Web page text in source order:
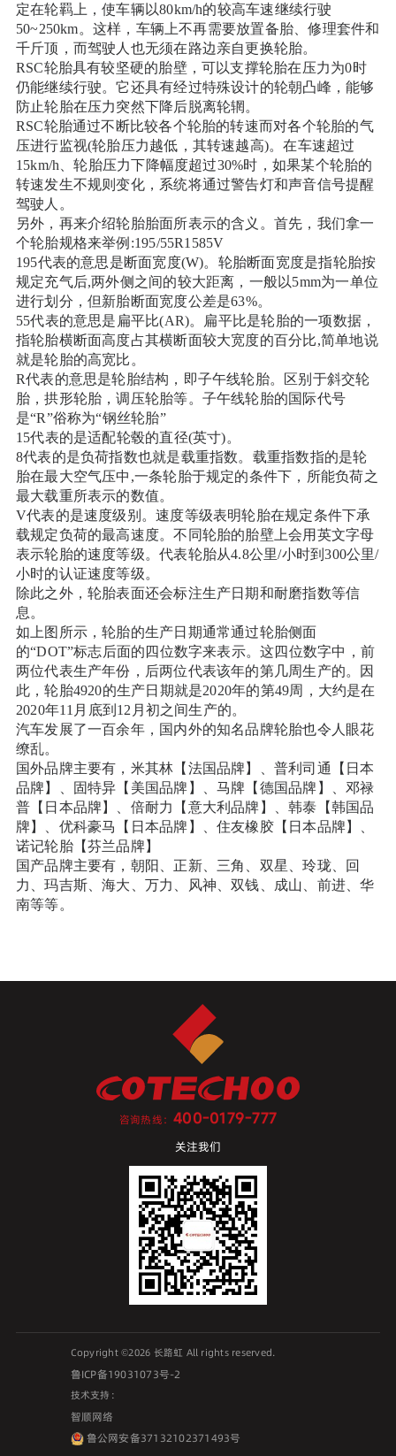
定在轮羁上，使车辆以80km/h的较高车速继续行驶
50~250km。这样，车辆上不再需要放置备胎、修理套件和
千斤顶，而驾驶人也无须在路边亲自更换轮胎。
RSC轮胎具有较坚硬的胎壁，可以支撑轮胎在压力为0时
仍能继续行驶。它还具有经过特殊设计的轮朝凸峰，能够
防止轮胎在压力突然下降后脱离轮辋。
RSC轮胎通过不断比较各个轮胎的转速而对各个轮胎的气
压进行监视(轮胎压力越低，其转速越高)。在车速超过
15km/h、轮胎压力下降幅度超过30%时，如果某个轮胎的
转速发生不规则变化，系统将通过警告灯和声音信号提醒
驾驶人。
另外，再来介绍轮胎胎面所表示的含义。首先，我们拿一
个轮胎规格来举例:195/55R1585V
195代表的意思是断面宽度(W)。轮胎断面宽度是指轮胎按
规定充气后,两外侧之间的较大距离，一般以5mm为一单位
进行划分，但新胎断面宽度公差是63%。
55代表的意思是扁平比(AR)。扁平比是轮胎的一项数据，
指轮胎横断面高度占其横断面较大宽度的百分比,简单地说
就是轮胎的高宽比。
R代表的意思是轮胎结构，即子午线轮胎。区别于斜交轮
胎，拱形轮胎，调压轮胎等。子午线轮胎的国际代号
是“R”俗称为“钢丝轮胎”
15代表的是适配轮毂的直径(英寸)。
8代表的是负荷指数也就是载重指数。载重指数指的是轮
胎在最大空气压中,一条轮胎于规定的条件下，所能负荷之
最大载重所表示的数值。
V代表的是速度级别。速度等级表明轮胎在规定条件下承
载规定负荷的最高速度。不同轮胎的胎壁上会用英文字母
表示轮胎的速度等级。代表轮胎从4.8公里/小时到300公里/
小时的认证速度等级。
除此之外，轮胎表面还会标注生产日期和耐磨指数等信
息。
如上图所示，轮胎的生产日期通常通过轮胎侧面
的“DOT”标志后面的四位数字来表示。这四位数字中，前
两位代表生产年份，后两位代表该年的第几周生产的。因
此，轮胎4920的生产日期就是2020年的第49周，大约是在
2020年11月底到12月初之间生产的。
汽车发展了一百余年，国内外的知名品牌轮胎也令人眼花
缭乱。
国外品牌主要有，米其林【法国品牌】、普利司通【日本
品牌】、固特异【美国品牌】、马牌【德国品牌】、邓禄
普【日本品牌】、倍耐力【意大利品牌】、韩泰【韩国品
牌】、优科豪马【日本品牌】、住友橡胶【日本品牌】、
诺记轮胎【芬兰品牌】
国产品牌主要有，朝阳、正新、三角、双星、玲珑、回
力、玛吉斯、海大、万力、风神、双钱、成山、前进、华
南等等。
咨询热线：400-0179-777
关注我们
Copyright ©2026 长路虹 All rights reserved.
鲁ICP备19031073号-2
技术支持：
智顺网络
鲁公网安备37132102371493号